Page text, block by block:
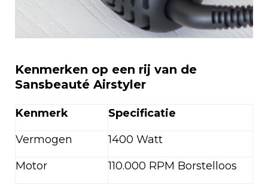
Kenmerken op een rij van de
Sansbeauté Airstyler
Kenmerk
Specificatie
Vermogen
1400 Watt
Motor
110.000 RPM Borstelloos